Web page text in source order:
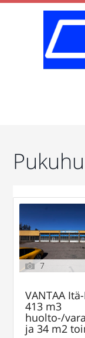
7
VANTAA
413 m3
huolto-/
ja 34 m2